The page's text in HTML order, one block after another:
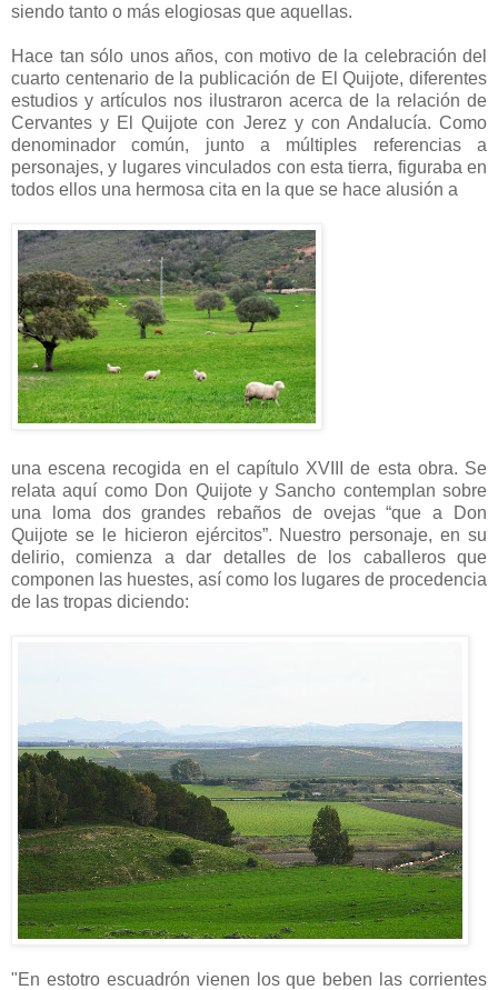
siendo tanto o más elogiosas que aquellas.
Hace tan sólo unos años, con motivo de la celebración del
cuarto centenario de la publicación de El Quijote, diferentes
estudios y artículos nos ilustraron acerca de la relación de
Cervantes y El Quijote con Jerez y con Andalucía. Como
denominador común, junto a múltiples referencias a
personajes, y lugares vinculados con esta tierra, figuraba en
todos ellos una hermosa cita en la que se hace alusión a
una escena recogida en el capítulo XVIII de esta obra. Se
relata aquí como Don Quijote y Sancho contemplan sobre
una loma dos grandes rebaños de ovejas “que a Don
Quijote se le hicieron ejércitos”. Nuestro personaje, en su
delirio, comienza a dar detalles de los caballeros que
componen las huestes, así como los lugares de procedencia
de las tropas diciendo:
"En estotro escuadrón vienen los que beben las corrientes